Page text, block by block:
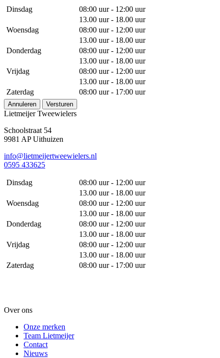
Dinsdag
08:00 uur - 12:00 uur
13.00 uur - 18.00 uur
Woensdag
08:00 uur - 12:00 uur
13.00 uur - 18.00 uur
Donderdag
08:00 uur - 12:00 uur
13.00 uur - 18.00 uur
Vrijdag
08:00 uur - 12:00 uur
13.00 uur - 18.00 uur
Zaterdag
08:00 uur - 17:00 uur
Annuleren Versturen
Lietmeijer Tweewielers
Schoolstraat 54
9981 AP Uithuizen
info@lietmeijertweewielers.nl
0595 433625
Dinsdag
08:00 uur - 12:00 uur
13.00 uur - 18.00 uur
Woensdag
08:00 uur - 12:00 uur
13.00 uur - 18.00 uur
Donderdag
08:00 uur - 12:00 uur
13.00 uur - 18.00 uur
Vrijdag
08:00 uur - 12:00 uur
13.00 uur - 18.00 uur
Zaterdag
08:00 uur - 17:00 uur
Over ons
Onze merken
Team Lietmeijer
Contact
Nieuws